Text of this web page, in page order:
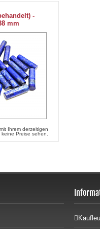
-
mm
Ihrem derzeitigen
Preise sehen.